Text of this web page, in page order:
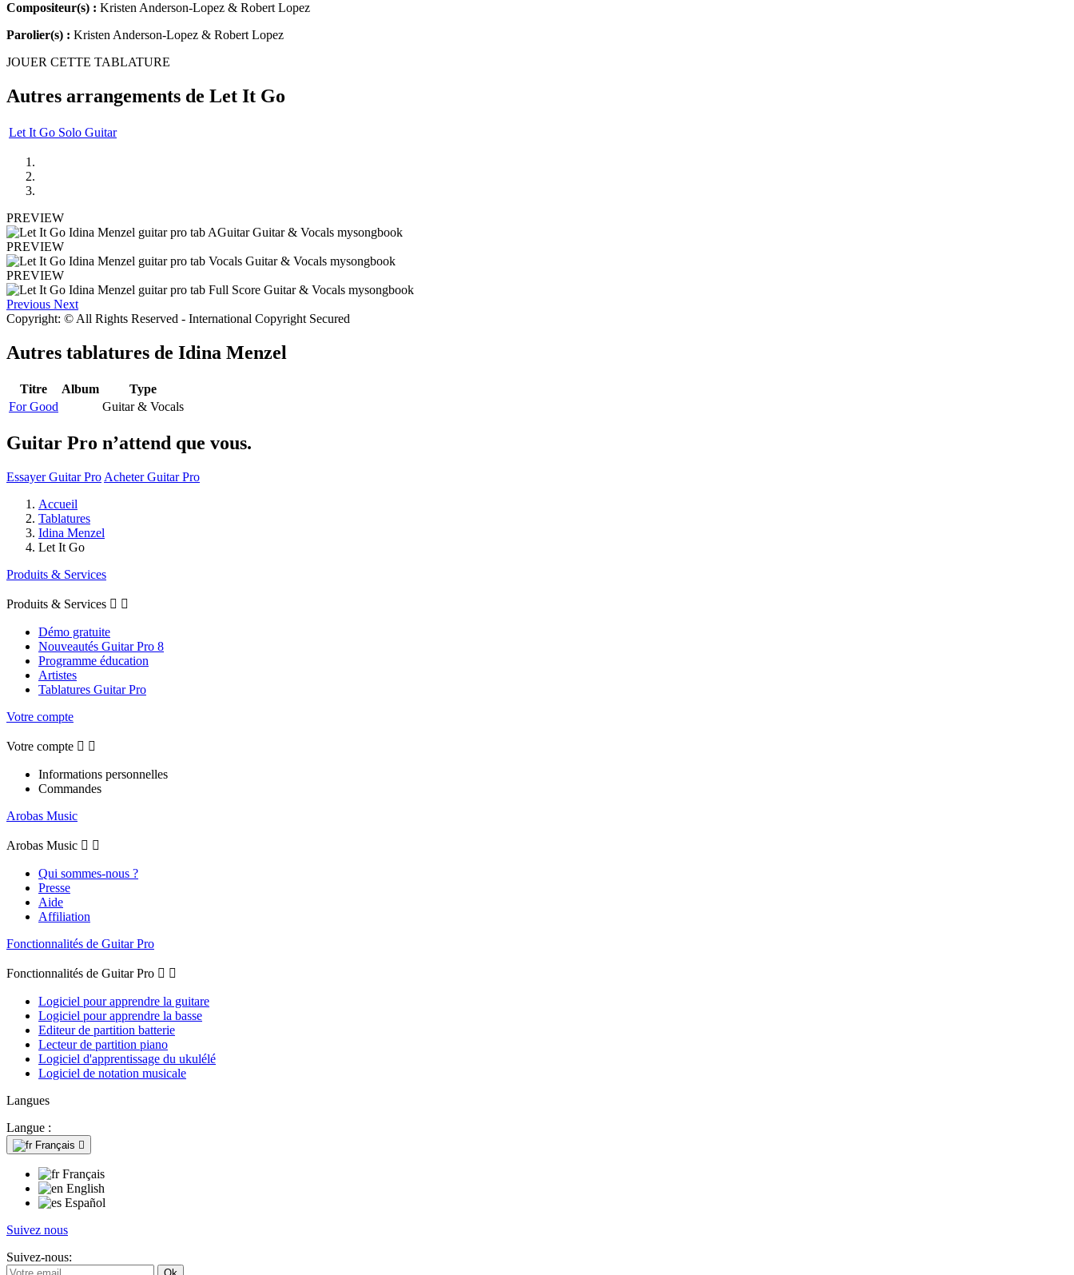
Compositeur(s) : Kristen Anderson-Lopez & Robert Lopez
Parolier(s) : Kristen Anderson-Lopez & Robert Lopez
JOUER CETTE TABLATURE
Autres arrangements de Let It Go
Let It Go Solo Guitar
PREVIEW
PREVIEW
PREVIEW
Previous Next
Copyright: © All Rights Reserved - International Copyright Secured
Autres tablatures de Idina Menzel
Titre Album
Type
For Good
Guitar & Vocals
Guitar Pro n’attend que vous.
Essayer Guitar Pro Acheter Guitar Pro
Accueil
Tablatures
Idina Menzel
Let It Go
Produits & Services
Produits & Services  
Démo gratuite
Nouveautés Guitar Pro 8
Programme éducation
Artistes
Tablatures Guitar Pro
Votre compte
Votre compte  
Informations personnelles
Commandes
Arobas Music
Arobas Music  
Qui sommes-nous ?
Presse
Aide
Affiliation
Fonctionnalités de Guitar Pro
Fonctionnalités de Guitar Pro  
Logiciel pour apprendre la guitare
Logiciel pour apprendre la basse
Editeur de partition batterie
Lecteur de partition piano
Logiciel d'apprentissage du ukulélé
Logiciel de notation musicale
Langues
Langue :
Français 
Français
English
Español
Suivez nous
Suivez-nous: